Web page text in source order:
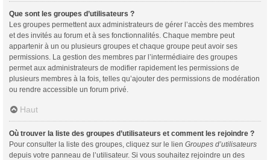
Que sont les groupes d’utilisateurs ?
Les groupes permettent aux administrateurs de gérer l’accès des membres
et des invités au forum et à ses fonctionnalités. Chaque membre peut
appartenir à un ou plusieurs groupes et chaque groupe peut avoir ses
permissions. La gestion des membres par l’intermédiaire des groupes
permet aux administrateurs de modifier rapidement les permissions de
plusieurs membres à la fois, telles qu’ajouter des permissions de modération
ou rendre accessible un forum privé.
Haut
Où trouver la liste des groupes d’utilisateurs et comment les rejoindre ?
Pour consulter la liste des groupes, cliquez sur le lien Groupes d’utilisateurs
depuis votre panneau de l’utilisateur. Si vous souhaitez rejoindre un des